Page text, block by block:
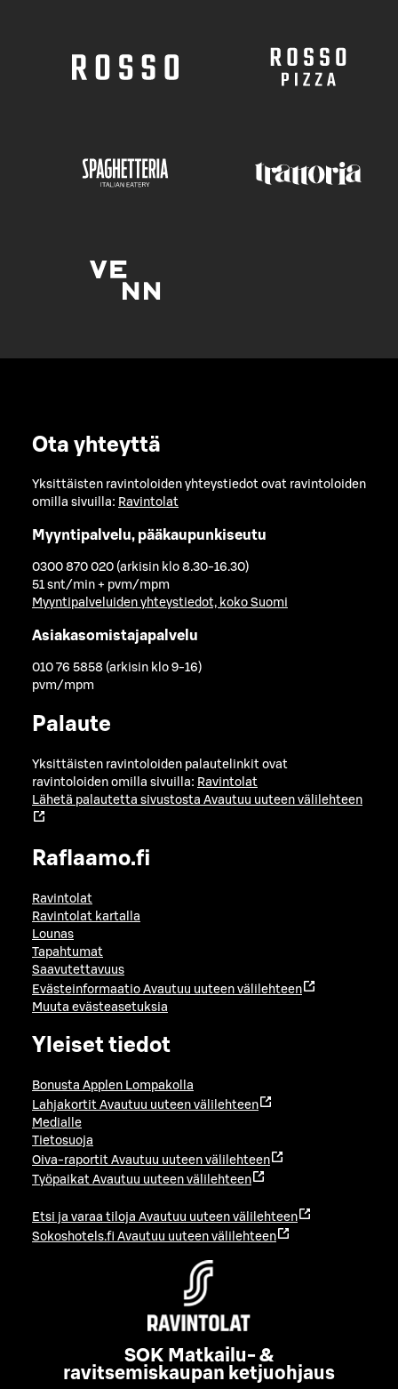
Ota yhteyttä
Yksittäisten ravintoloiden yhteystiedot ovat ravintoloiden
omilla sivuilla: Ravintolat
Myyntipalvelu, pääkaupunkiseutu
0300 870 020 (arkisin klo 8.30-16.30)
51 snt/min + pvm/mpm
Myyntipalveluiden yhteystiedot, koko Suomi
Asiakasomistajapalvelu
010 76 5858 (arkisin klo 9-16)
pvm/mpm
Palaute
Yksittäisten ravintoloiden palautelinkit ovat
ravintoloiden omilla sivuilla: Ravintolat
Lähetä palautetta sivustosta Avautuu uuteen välilehteen
Raflaamo.fi
Ravintolat
Ravintolat kartalla
Lounas
Tapahtumat
Saavutettavuus
Evästeinformaatio Avautuu uuteen välilehteen
Muuta evästeasetuksia
Yleiset tiedot
Bonusta Applen Lompakolla
Lahjakortit Avautuu uuteen välilehteen
Medialle
Tietosuoja
Oiva-raportit Avautuu uuteen välilehteen
Työpaikat Avautuu uuteen välilehteen
Etsi ja varaa tiloja Avautuu uuteen välilehteen
Sokoshotels.fi Avautuu uuteen välilehteen
SOK Matkailu- &
ravitsemiskaupan ketjuohjaus